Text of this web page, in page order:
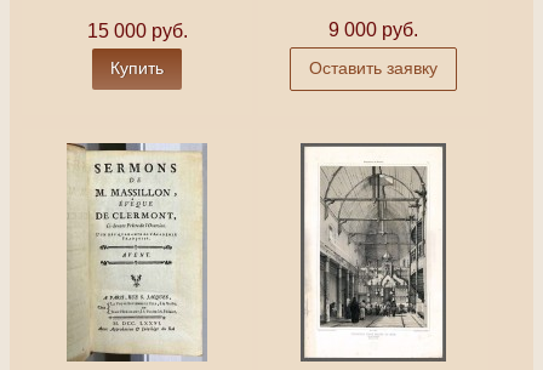
15 000 руб.
Купить
9 000 руб.
Оставить заявку